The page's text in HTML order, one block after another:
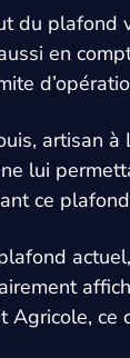
du plafond
en
artisan
lui
ce
Agricole,